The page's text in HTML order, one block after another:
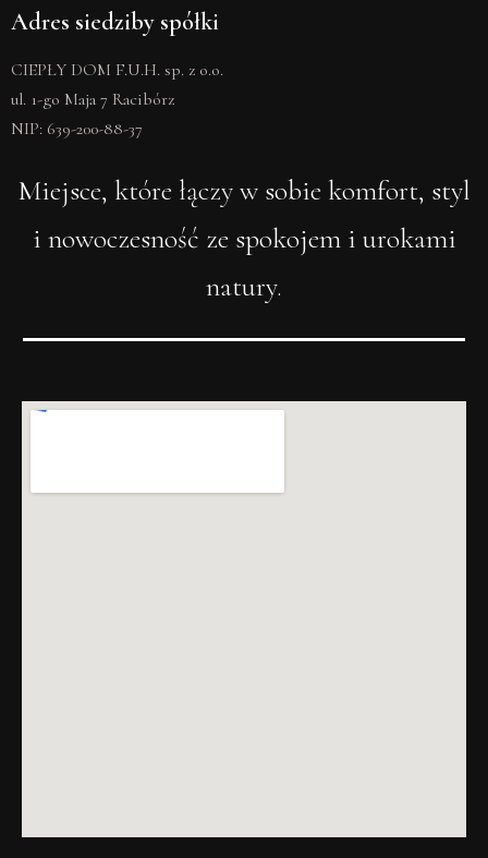
Adres siedziby spółki
CIEPŁY DOM F.U.H. sp. z o.o.
ul. 1-go Maja 7 Racibórz
NIP: 639-200-88-37
Miejsce, które łączy w sobie komfort, styl
i nowoczesność ze spokojem i urokami
natury.